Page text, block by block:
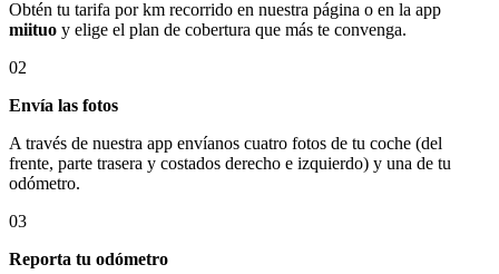
Obtén tu tarifa por km recorrido en nuestra página o en la app
miituo y elige el plan de cobertura que más te convenga.
02
Envía las fotos
A través de nuestra app envíanos cuatro fotos de tu coche (del
frente, parte trasera y costados derecho e izquierdo) y una de tu
odómetro.
03
Reporta tu odómetro